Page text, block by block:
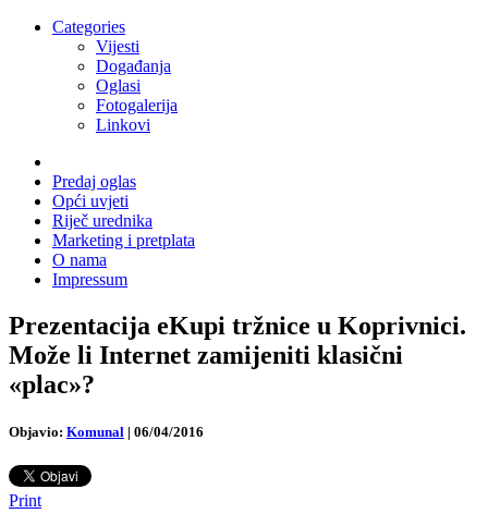
Categories
Vijesti
Događanja
Oglasi
Fotogalerija
Linkovi
Predaj oglas
Opći uvjeti
Riječ urednika
Marketing i pretplata
O nama
Impressum
Prezentacija eKupi tržnice u Koprivnici.
Može li Internet zamijeniti klasični
«plac»?
Objavio: Komunal | 06/04/2016
Print